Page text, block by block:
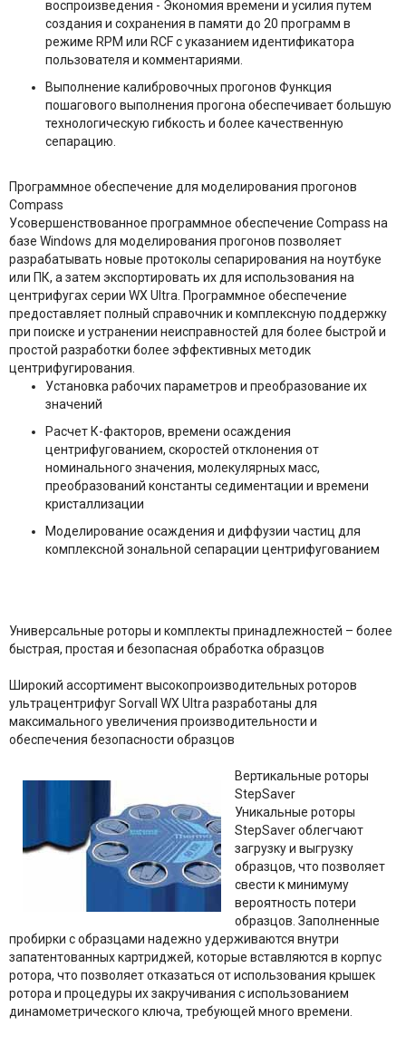
воспроизведения - Экономия времени и усилия путем
создания и сохранения в памяти до 20 программ в
режиме RPM или RCF с указанием идентификатора
пользователя и комментариями.
Выполнение калибровочных прогонов Функция
пошагового выполнения прогона обеспечивает большую
технологическую гибкость и более качественную
сепарацию.
Программное обеспечение для моделирования прогонов
Compass
Усовершенствованное программное обеспечение Compass на
базе Windows для моделирования прогонов позволяет
разрабатывать новые протоколы сепарирования на ноутбуке
или ПК, а затем экспортировать их для использования на
центрифугах серии WX Ultra. Программное обеспечение
предоставляет полный справочник и комплексную поддержку
при поиске и устранении неисправностей для более быстрой и
простой разработки более эффективных методик
центрифугирования.
Установка рабочих параметров и преобразование их
значений
Расчет К-факторов, времени осаждения
центрифугованием, скоростей отклонения от
номинального значения, молекулярных масс,
преобразований константы седиментации и времени
кристаллизации
Моделирование осаждения и диффузии частиц для
комплексной зональной сепарации центрифугованием
Универсальные роторы и комплекты принадлежностей – более
быстрая, простая и безопасная обработка образцов
Широкий ассортимент высокопроизводительных роторов
ультрацентрифуг Sorvall WX Ultra разработаны для
максимального увеличения производительности и
обеспечения безопасности образцов
Вертикальные роторы
StepSaver
Уникальные роторы
StepSaver облегчают
загрузку и выгрузку
образцов, что позволяет
свести к минимуму
вероятность потери
образцов. Заполненные
пробирки с образцами надежно удерживаются внутри
запатентованных картриджей, которые вставляются в корпус
ротора, что позволяет отказаться от использования крышек
ротора и процедуры их закручивания с использованием
динамометрического ключа, требующей много времени.